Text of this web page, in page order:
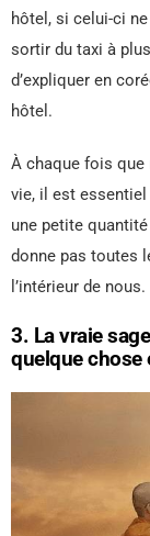
hôtel, si celui-ci
sortir du taxi à
d’expliquer en
hôtel.
À chaque fois que
vie, il est essentiel
une petite
donne pas toutes
l’intérieur de nous.
3. La vraie
quelque chose